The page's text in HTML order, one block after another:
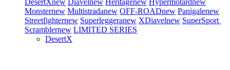
DesertXnew Diavelnew Heritagenew Hypermotardnew
Monsternew Multistradanew OFF-ROADnew Panigalenew
Streetfighternew Superleggeranew XDiavelnew SuperSport
Scramblernew LIMITED SERIES
DesertX